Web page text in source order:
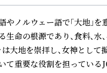
ノルウェー語で「大地」を
生命の根源であり、食料、水
は大地を崇拝し、女神として
て重要な役割を担っている